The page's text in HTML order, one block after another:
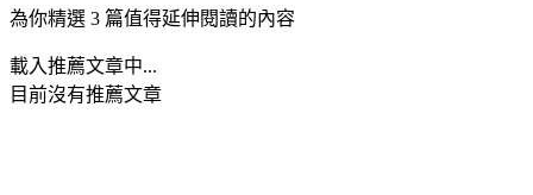
為你精選 3 篇值得延伸閱讀的內容
載入推薦文章中...
目前沒有推薦文章